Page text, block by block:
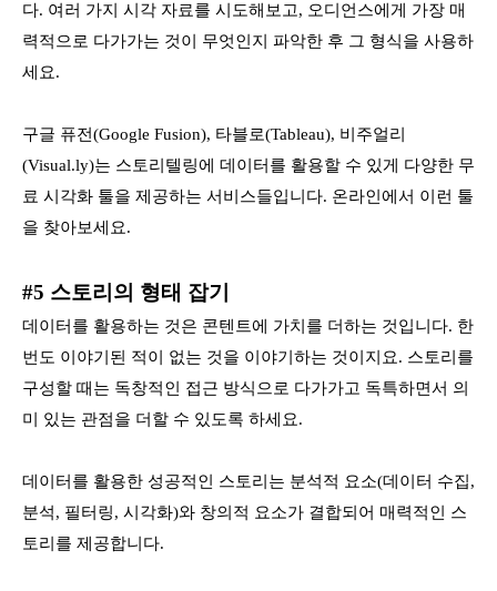
다. 여러 가지 시각 자료를 시도해보고, 오디언스에게 가장 매
력적으로 다가가는 것이 무엇인지 파악한 후 그 형식을 사용하
세요.
구글 퓨전(Google Fusion), 타블로(Tableau), 비주얼리
(Visual.ly)는 스토리텔링에 데이터를 활용할 수 있게 다양한 무
료 시각화 툴을 제공하는 서비스들입니다. 온라인에서 이런 툴
을 찾아보세요.
#5 스토리의 형태 잡기
데이터를 활용하는 것은 콘텐트에 가치를 더하는 것입니다. 한
번도 이야기된 적이 없는 것을 이야기하는 것이지요. 스토리를
구성할 때는 독창적인 접근 방식으로 다가가고 독특하면서 의
미 있는 관점을 더할 수 있도록 하세요.
데이터를 활용한 성공적인 스토리는 분석적 요소(데이터 수집,
분석, 필터링, 시각화)와 창의적 요소가 결합되어 매력적인 스
토리를 제공합니다.